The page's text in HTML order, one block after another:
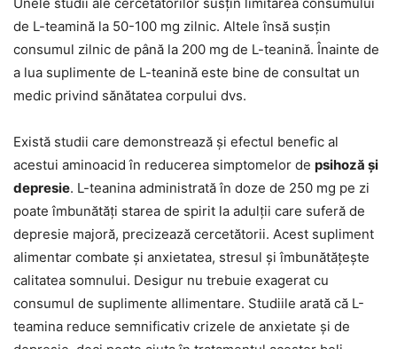
de L-teamină la 50-100 mg zilnic. Altele însă susțin
consumul zilnic de până la 200 mg de L-teanină. Înainte de
a lua suplimente de L-teanină este bine de consultat un
medic privind sănătatea corpului dvs.
Există studii care demonstrează și efectul benefic al
acestui aminoacid în reducerea simptomelor de psihoză și
depresie. L-teanina administrată în doze de 250 mg pe zi
poate îmbunătăți starea de spirit la adulții care suferă de
depresie majoră, precizează cercetătorii. Acest supliment
alimentar combate și anxietatea, stresul și îmbunătățește
calitatea somnului. Desigur nu trebuie exagerat cu
consumul de suplimente allimentare. Studiile arată că L-
teamina reduce semnificativ crizele de anxietate și de